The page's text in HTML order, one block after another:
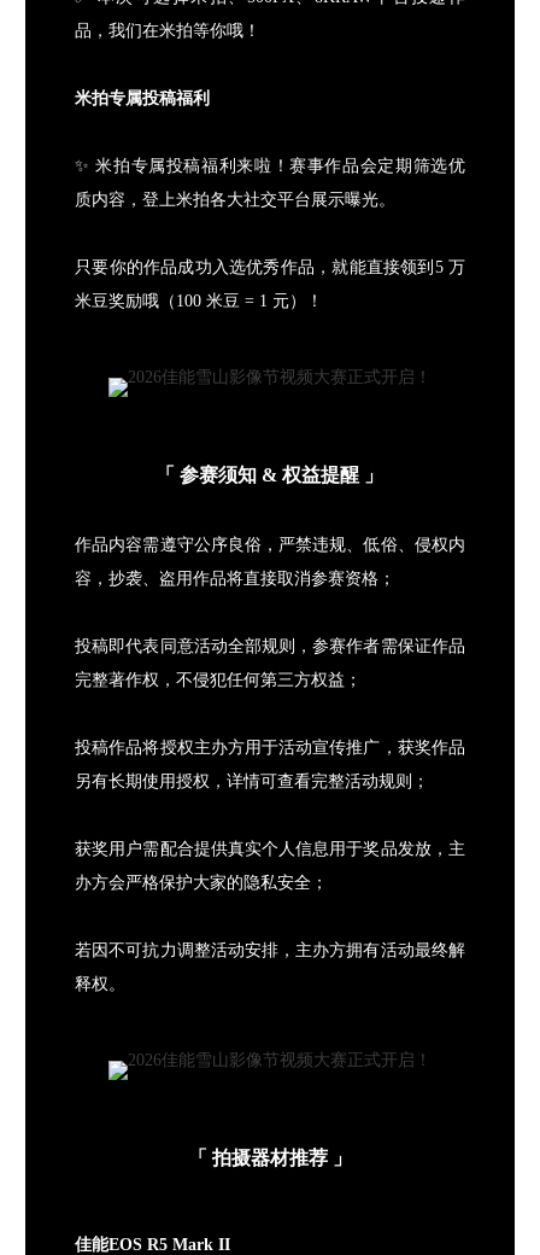
品，我们在米拍等你哦！
米拍专属投稿福利
✨ 米拍专属投稿福利来啦！赛事作品会定期筛选优
质内容，登上米拍各大社交平台展示曝光。
只要你的作品成功入选优秀作品，就能直接领到5 万
米豆奖励哦（100 米豆 = 1 元）！
「参赛须知 & 权益提醒 」
作品内容需遵守公序良俗，严禁违规、低俗、侵权内
容，抄袭、盗用作品将直接取消参赛资格；
投稿即代表同意活动全部规则，参赛作者需保证作品
完整著作权，不侵犯任何第三方权益；
投稿作品将授权主办方用于活动宣传推广，获奖作品
另有长期使用授权，详情可查看完整活动规则；
获奖用户需配合提供真实个人信息用于奖品发放，主
办方会严格保护大家的隐私安全；
若因不可抗力调整活动安排，主办方拥有活动最终解
释权。
「 拍摄器材推荐 」
佳能EOS R5 Mark II